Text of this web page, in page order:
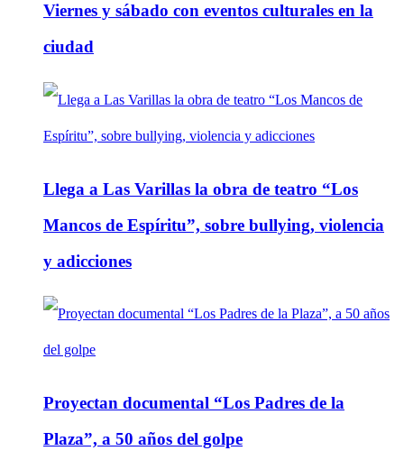
Viernes y sábado con eventos culturales en la
ciudad
Llega a Las Varillas la obra de teatro “Los
Mancos de Espíritu”, sobre bullying, violencia
y adicciones
Proyectan documental “Los Padres de la
Plaza”, a 50 años del golpe